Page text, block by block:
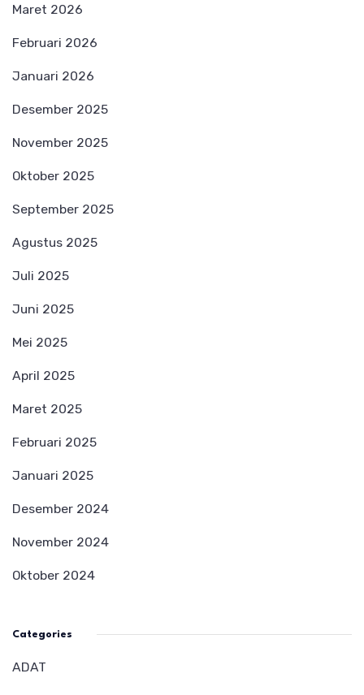
Maret 2026
Februari 2026
Januari 2026
Desember 2025
November 2025
Oktober 2025
September 2025
Agustus 2025
Juli 2025
Juni 2025
Mei 2025
April 2025
Maret 2025
Februari 2025
Januari 2025
Desember 2024
November 2024
Oktober 2024
Categories
ADAT